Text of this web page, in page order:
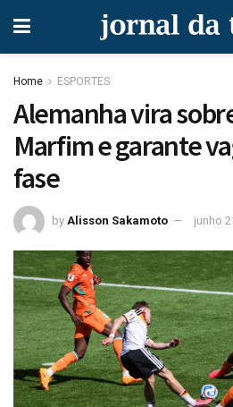
Home ESPORTES
Alemanha vira
Marfim e garante
fase
by Alisson Sakamoto junho